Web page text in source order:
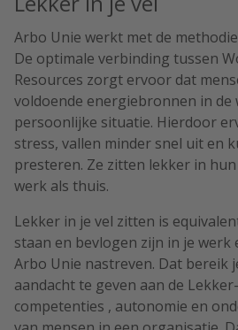
Arbo Unie werkt met de
De optimale verbinding tussen
Resources zorgt ervoor dat
voldoende energiebronnen in de
persoonlijke situatie. Hierdoor
stress, vallen minder snel uit en
presteren. Ze zitten lekker in
werk als thuis.
Lekker in je vel zitten is
staan en bevlogen zijn in je werk
Arbo Unie nastreven. Dat bereik
aandacht te geven aan de
competenties , autonomie en